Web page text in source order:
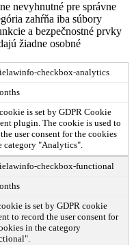
nevyhnutné pre správne
zahŕňa iba súbory
a bezpečnostné prvky
žiadne osobné
checkbox-analytics
is set by GDPR Cookie
plugin. The cookie is used to
user consent for the cookies
category "Analytics".
checkbox-functional
is set by GDPR cookie
to record the user consent for
in the category